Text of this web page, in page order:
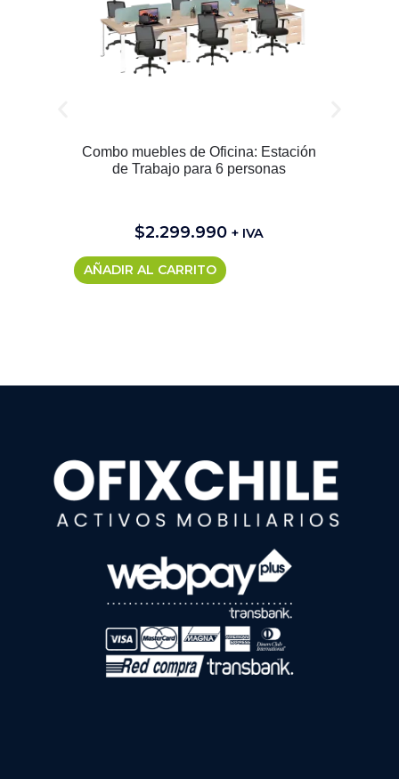
Combo muebles de Oficina: Estación
de Trabajo para 6 personas
$2.299.990 + IVA
AÑADIR AL CARRITO